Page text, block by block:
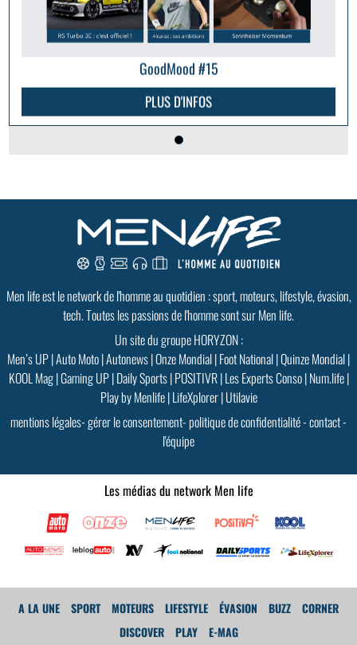
GoodMood #15
PLUS D'INFOS
GoodMood #15
PLUS D'INFOS
Men life est le network de l'homme au quotidien : sport, moteurs, lifestyle, évasion,
tech. Toutes les passions de l'homme sont sur Men life.
Un site du groupe HORYZON :
Men’s UP|Auto Moto|Autonews|Onze Mondial|Foot National|Quinze Mondial|
KOOL Mag|Gaming UP|Daily Sports|POSITIVR|Les Experts Conso|Num.life|
Play by Menlife|LifeXplorer|Utilavie
mentions légales-gérer le consentement-politique de confidentialité-contact-
l'équipe
Les médias du network Men life
A LA UNE SPORT MOTEURS LIFESTYLE ÉVASION BUZZ
CORNER
DISCOVER
PLAY E-MAG